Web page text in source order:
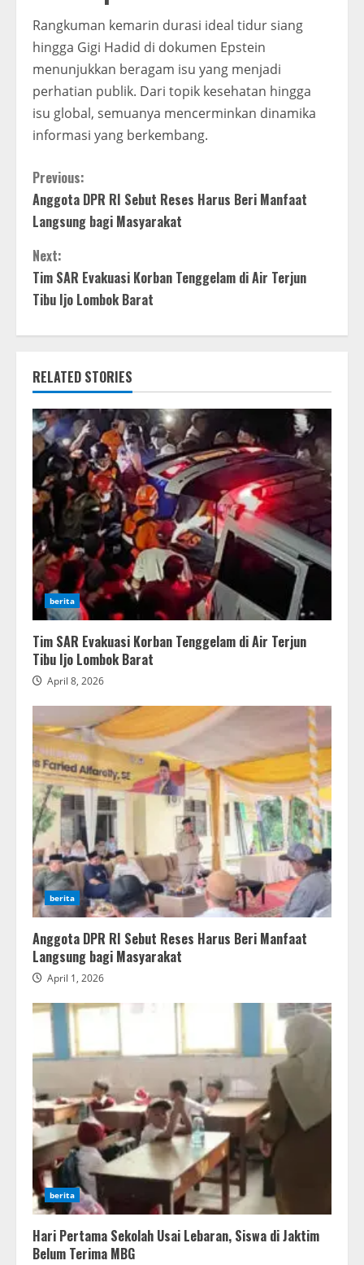
Rangkuman kemarin durasi ideal tidur siang
hingga Gigi Hadid di dokumen Epstein
menunjukkan beragam isu yang menjadi
perhatian publik. Dari topik kesehatan hingga
isu global, semuanya mencerminkan dinamika
informasi yang berkembang.
Continue
Reading
Previous:
Anggota DPR RI Sebut Reses Harus Beri Manfaat
Langsung bagi Masyarakat
Next:
Tim SAR Evakuasi Korban Tenggelam di Air Terjun
Tibu Ijo Lombok Barat
RELATED STORIES
berita
Tim SAR Evakuasi Korban Tenggelam di Air Terjun
Tibu Ijo Lombok Barat
April 8, 2026
berita
Anggota DPR RI Sebut Reses Harus Beri Manfaat
Langsung bagi Masyarakat
April 1, 2026
berita
Hari Pertama Sekolah Usai Lebaran, Siswa di Jaktim
Belum Terima MBG